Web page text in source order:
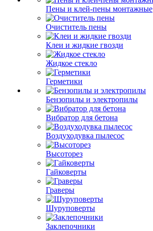
Пены и клей-пены монтажные
Очиститель пены
Клеи и жидкие гвозди
Жидкое стекло
Герметики
Бензопилы и электропилы
Вибратор для бетона
Воздуходувка пылесос
Высоторез
Гайковерты
Граверы
Шуруповерты
Заклепочники